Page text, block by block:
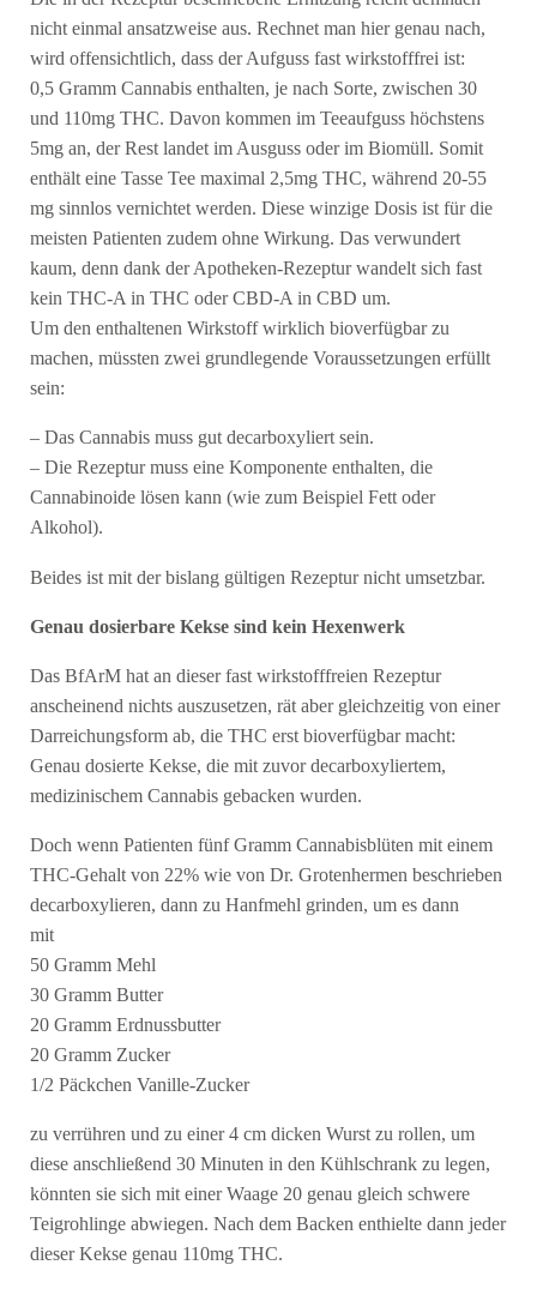
nicht einmal ansatzweise aus. Rechnet man hier genau nach,
wird offensichtlich, dass der Aufguss fast wirkstofffrei ist:
0,5 Gramm Cannabis enthalten, je nach Sorte, zwischen 30
und 110mg THC. Davon kommen im Teeaufguss höchstens
5mg an, der Rest landet im Ausguss oder im Biomüll. Somit
enthält eine Tasse Tee maximal 2,5mg THC, während 20-55
mg sinnlos vernichtet werden. Diese winzige Dosis ist für die
meisten Patienten zudem ohne Wirkung. Das verwundert
kaum, denn dank der Apotheken-Rezeptur wandelt sich fast
kein THC-A in THC oder CBD-A in CBD um.
Um den enthaltenen Wirkstoff wirklich bioverfügbar zu
machen, müssten zwei grundlegende Voraussetzungen erfüllt
sein:
– Das Cannabis muss gut decarboxyliert sein.
– Die Rezeptur muss eine Komponente enthalten, die
Cannabinoide lösen kann (wie zum Beispiel Fett oder
Alkohol).
Beides ist mit der bislang gültigen Rezeptur nicht umsetzbar.
Genau dosierbare Kekse sind kein Hexenwerk
Das BfArM hat an dieser fast wirkstofffreien Rezeptur
anscheinend nichts auszusetzen, rät aber gleichzeitig von einer
Darreichungsform ab, die THC erst bioverfügbar macht:
Genau dosierte Kekse, die mit zuvor decarboxyliertem,
medizinischem Cannabis gebacken wurden.
Doch wenn Patienten fünf Gramm Cannabisblüten mit einem
THC-Gehalt von 22% wie von Dr. Grotenhermen beschrieben
decarboxylieren, dann zu Hanfmehl grinden, um es dann
mit
50 Gramm Mehl
30 Gramm Butter
20 Gramm Erdnussbutter
20 Gramm Zucker
1/2 Päckchen Vanille-Zucker
zu verrühren und zu einer 4 cm dicken Wurst zu rollen, um
diese anschließend 30 Minuten in den Kühlschrank zu legen,
könnten sie sich mit einer Waage 20 genau gleich schwere
Teigrohlinge abwiegen. Nach dem Backen enthielte dann jeder
dieser Kekse genau 110mg THC.